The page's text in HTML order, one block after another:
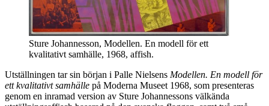
Sture Johannesson, Modellen. En modell för ett
kvalitativt samhälle, 1968, affish.
Utställningen tar sin början i Palle Nielsens Modellen. En modell för
ett kvalitativt samhälle på Moderna Museet 1968, som presenteras
genom en inramad version av Sture Johannessons välkända